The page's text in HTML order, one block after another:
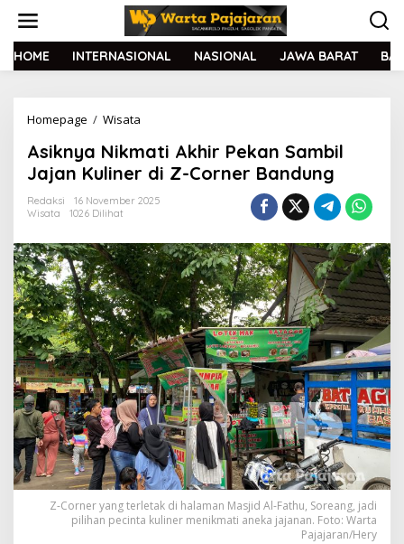
t
HOME INTERNASIONAL NASIONAL JAWA BARAT
Homepage / Wisata
i
k
y
i
k
m
a
t
i
A
k
h
i
r
P
e
k
a
n
S
a
Asiknya Nikmati Akhir Pekan Sambil
Jajan Kuliner di Z-Corner Bandung
Redaksi
16 November 2025
Wisata
1026 Dilihat
Z-Corner yang terletak di halaman Masjid Al-Fathu, Soreang, jadi
pilihan pecinta kuliner menikmati aneka jajanan. Foto: Warta
Pajajaran/Hery